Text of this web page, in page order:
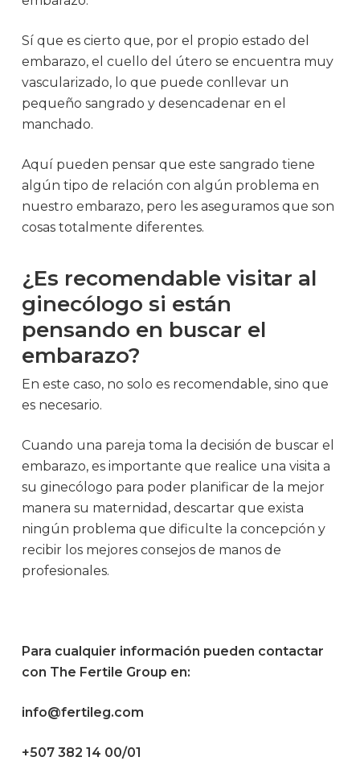
Sí que es cierto que, por el propio estado del
embarazo, el cuello del útero se encuentra muy
vascularizado, lo que puede conllevar un
pequeño sangrado y desencadenar en el
manchado.
Aquí pueden pensar que este sangrado tiene
algún tipo de relación con algún problema en
nuestro embarazo, pero les aseguramos que son
cosas totalmente diferentes.
¿Es recomendable visitar al
ginecólogo si están
pensando en buscar el
embarazo?
En este caso, no solo es recomendable, sino que
es necesario.
Cuando una pareja toma la decisión de buscar el
embarazo, es importante que realice una visita a
su ginecólogo para poder planificar de la mejor
manera su maternidad, descartar que exista
ningún problema que dificulte la concepción y
recibir los mejores consejos de manos de
profesionales.
Para cualquier información pueden contactar
con The Fertile Group en:
info@fertileg.com
+507 382 14 00/01